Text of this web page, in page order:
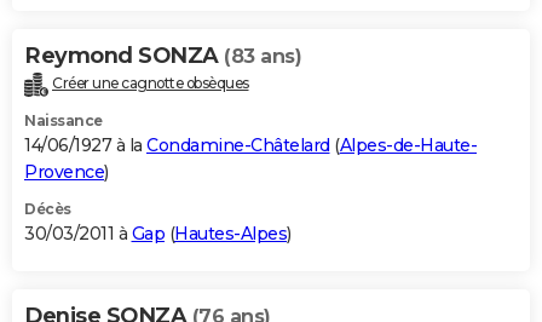
Reymond SONZA (83 ans)
Créer une cagnotte obsèques
Naissance
14/06/1927 à la Condamine-Châtelard (Alpes-de-Haute-
Provence)
Décès
30/03/2011 à Gap (Hautes-Alpes)
Denise SONZA (76 ans)